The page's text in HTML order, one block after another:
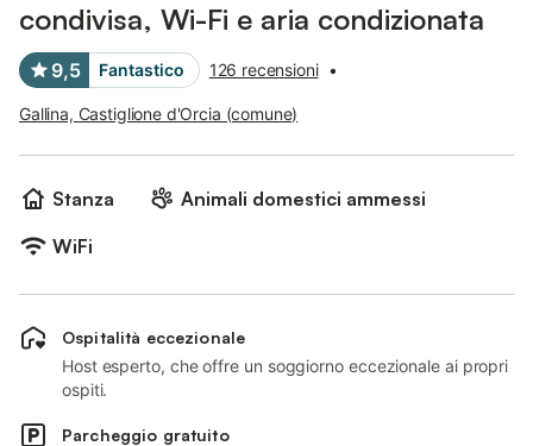
condivisa, Wi-Fi e aria condizionata
9,5 Fantastico 126 recensioni •
Gallina, Castiglione d'Orcia (comune)
Stanza
Animali domestici ammessi
WiFi
Ospitalità eccezionale
Host esperto, che offre un soggiorno eccezionale ai propri
ospiti.
Parcheggio gratuito